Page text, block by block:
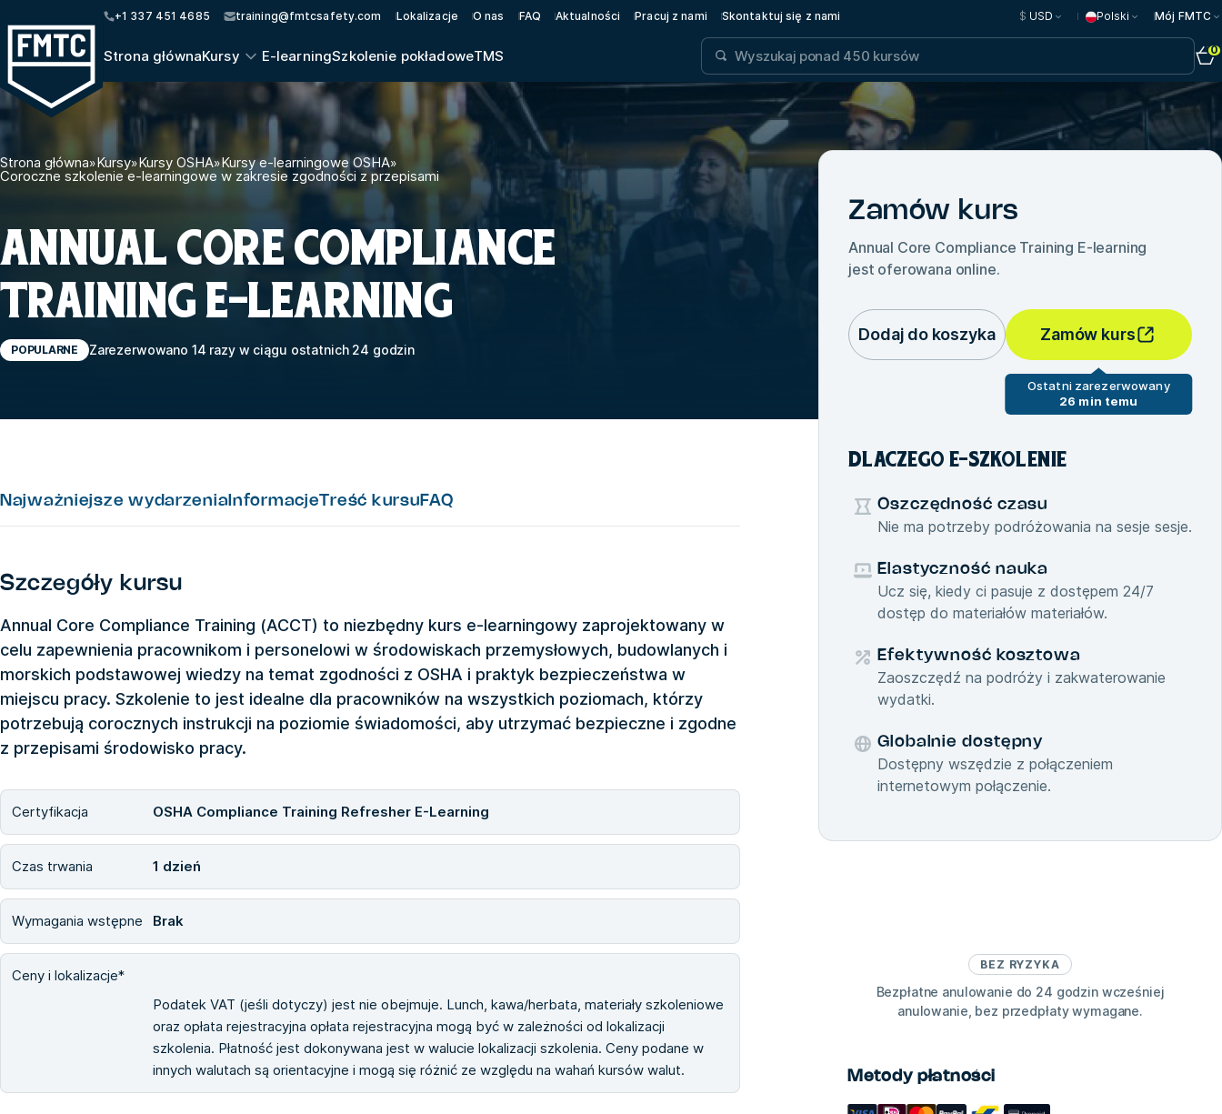
+1 337 451 4685 training@fmtcsafety.com Lokalizacje O nas FAQ Aktualności Pracuj z nami Skontaktuj się z nami $ USD Polski Mój FMTC
Strona głównaKursy E-learningSzkolenie pokładoweTMS 0
Strona główna»Kursy»Kursy OSHA»Kursy e-learningowe OSHA»
Coroczne szkolenie e-learningowe w zakresie zgodności z przepisami
ANNUAL CORE COMPLIANCE
TRAINING E-LEARNING
POPULARNE Zarezerwowano 14 razy w ciągu ostatnich 24 godzin
Najważniejsze wydarzenia Informacje Treść kursu FAQ
Szczegóły kursu
Annual Core Compliance Training (ACCT) to niezbędny kurs e-learningowy zaprojektowany w
celu zapewnienia pracownikom i personelowi w środowiskach przemysłowych, budowlanych i
morskich podstawowej wiedzy na temat zgodności z OSHA i praktyk bezpieczeństwa w
miejscu pracy. Szkolenie to jest idealne dla pracowników na wszystkich poziomach, którzy
potrzebują corocznych instrukcji na poziomie świadomości, aby utrzymać bezpieczne i zgodne
z przepisami środowisko pracy.
Certyfikacja OSHA Compliance Training Refresher E-Learning
Czas trwania 1 dzień
Wymagania wstępne Brak
Ceny i lokalizacje*
Podatek VAT (jeśli dotyczy) jest nie obejmuje. Lunch, kawa/herbata, materiały szkoleniowe
oraz opłata rejestracyjna opłata rejestracyjna mogą być w zależności od lokalizacji
szkolenia. Płatność jest dokonywana jest w walucie lokalizacji szkolenia. Ceny podane w
innych walutach są orientacyjne i mogą się różnić ze względu na wahań kursów walut.
Zamów kurs
Annual Core Compliance Training E-learning
jest oferowana online.
Dodaj do koszyka Zamów kurs
Ostatni zarezerwowany
26 min temu
DLACZEGO E-SZKOLENIE
Oszczędność czasu
Nie ma potrzeby podróżowania na sesje sesje.
Elastyczność nauka
Ucz się, kiedy ci pasuje z dostępem 24/7
dostęp do materiałów materiałów.
Efektywność kosztowa
Zaoszczędź na podróży i zakwaterowanie
wydatki.
Globalnie dostępny
Dostępny wszędzie z połączeniem
internetowym połączenie.
BEZ RYZYKA
Bezpłatne anulowanie do 24 godzin wcześniej
anulowanie, bez przedpłaty wymagane.
Metody płatności